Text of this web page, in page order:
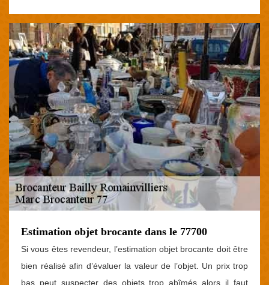
Estimation objet brocante dans le 77700
Si vous êtes revendeur, l’estimation objet brocante doit être
bien réalisé afin d’évaluer la valeur de l’objet. Un prix trop
bas peut suspecter des objets trop abîmés alors il faut